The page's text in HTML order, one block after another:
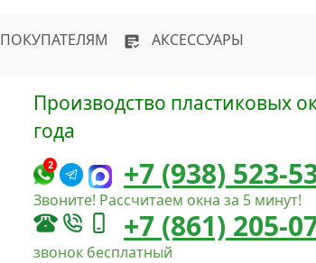
ПОКУПАТЕЛЯМ АКСЕССУАРЫ
Производство пластиковых
года
2 +7 (938) 523-
Звоните! Рассчитаем окна за 5 минут!
+7 (861) 205-
звонок бесплатный